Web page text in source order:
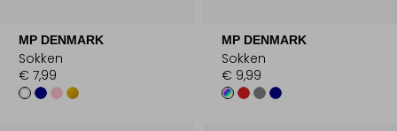
MP DENMARK
Sokken
€ 7,99
MP DENMARK
Sokken
€ 9,99